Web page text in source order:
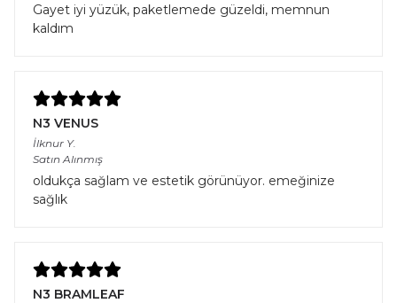
Gayet iyi yüzük, paketlemede güzeldi, memnun
kaldım
N3 VENUS
İlknur Y.
Satın Alınmış
oldukça sağlam ve estetik görünüyor. emeğinize
sağlık
N3 BRAMLEAF